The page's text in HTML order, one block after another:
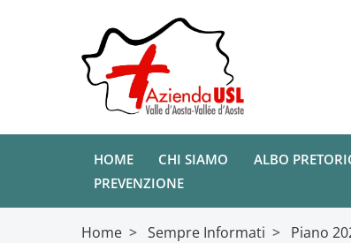
HOME CHI SIAMO ALBO
PREVENZIONE
Home > Sempre Informati > Piano